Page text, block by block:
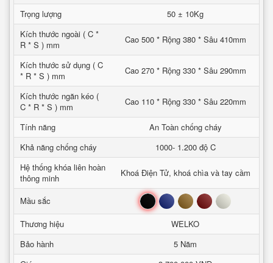
Trọng lượng
50 ± 10Kg
Kích thước ngoài ( C *
R * S ) mm
Cao 500 * Rộng 380 * Sâu 410mm
Kích thước sử dụng ( C
* R * S ) mm
Cao 270 * Rộng 330 * Sâu 290mm
Kích thước ngăn kéo (
C * R * S ) mm
Cao 110 * Rộng 330 * Sâu 220mm
Tính năng
An Toàn chống cháy
Khả năng chống cháy
1000- 1.200 độ C
Hệ thống khóa liên hoàn
thông minh
Khoá Điện Tử, khoá chìa và tay cầm
Mầu sắc Đen Xanh Nâu Đỏ Trắng
Thương hiệu
WELKO
Bảo hành
5 Năm